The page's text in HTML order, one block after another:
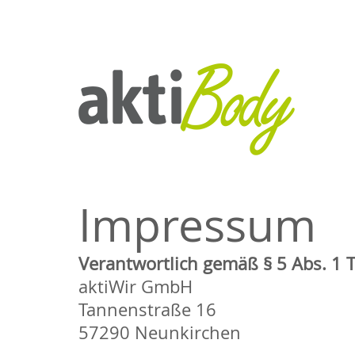
Impressum
Verantwortlich gemäß § 5 Abs. 1
aktiWir GmbH
Tannenstraße 16
57290 Neunkirchen